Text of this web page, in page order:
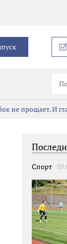
не прощает. И
Спорт